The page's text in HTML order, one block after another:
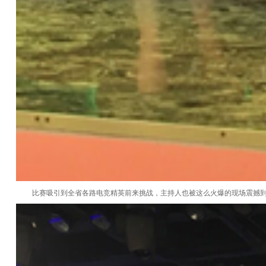
比赛吸引到全省各路电竞精英前来挑战，主持人也被这么火爆的现场震撼